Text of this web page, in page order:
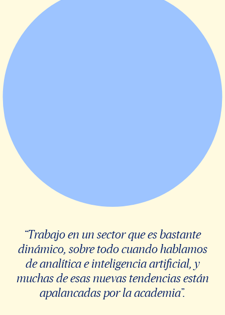
“Trabajo en un sector que es bastante
dinámico, sobre todo cuando hablamos
de analítica e inteligencia artificial, y
muchas de esas nuevas tendencias están
apalancadas por la academia”.